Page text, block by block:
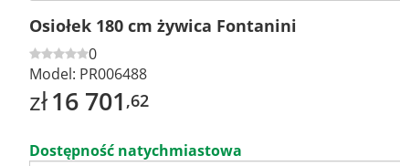
Osiołek 180 cm żywica Fontanini
0
Model: PR006488
zł16 701 ,62
Dostępność natychmiastowa